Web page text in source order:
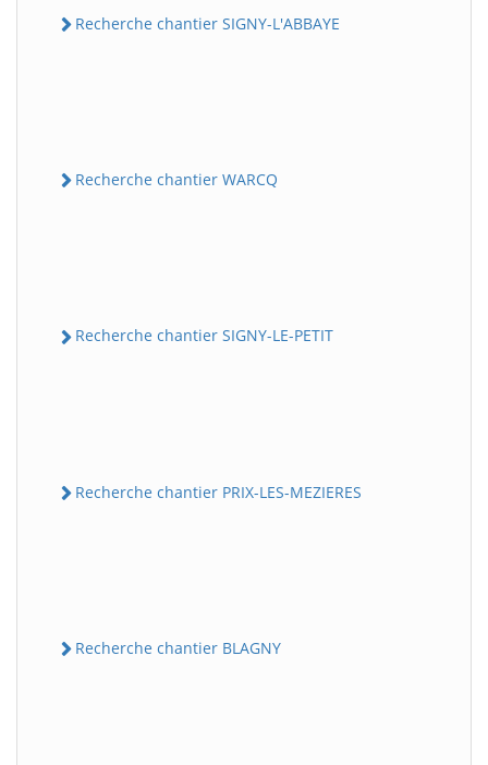
Recherche chantier SIGNY-L'ABBAYE
Recherche chantier WARCQ
Recherche chantier SIGNY-LE-PETIT
Recherche chantier PRIX-LES-MEZIERES
Recherche chantier BLAGNY